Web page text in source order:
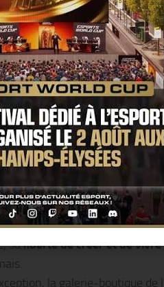
des
2015 · MIS À JOUR13 JANVIER 2015
d’une des artistes
Jansson (1914-2001).
guerre mondiale,
saliberté de créer et de vivre
la galerie-boutique de